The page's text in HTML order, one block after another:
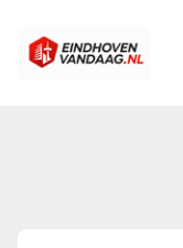
eindhovenvandaag.nl